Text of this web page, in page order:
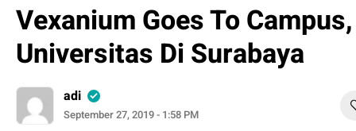
Vexanium Goes To
Universitas Di Surabaya
adi
September 27, 2019 - 1:58 PM